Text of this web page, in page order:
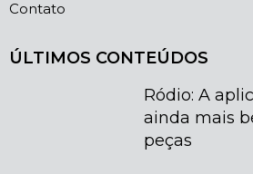
Contato
ÚLTIMOS CONTEÚDOS
Ródio: A
ainda mais
peças